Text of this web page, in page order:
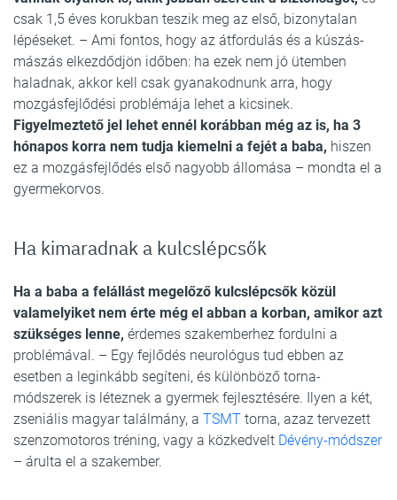
csak 1,5 éves korukban teszik meg az első, bizonytalan
lépéseket. – Ami fontos, hogy az átfordulás és a kúszás-
mászás elkezdődjön időben: ha ezek nem jó ütemben
haladnak, akkor kell csak gyanakodnunk arra, hogy
mozgásfejlődési problémája lehet a kicsinek.
Figyelmeztető jel lehet ennél korábban még az is, ha 3
hónapos korra nem tudja kiemelni a fejét a baba, hiszen
ez a mozgásfejlődés első nagyobb állomása – mondta el a
gyermekorvos.
Ha kimaradnak a kulcslépcsők
Ha a baba a felállást megelőző kulcslépcsők közül
valamelyiket nem érte még el abban a korban, amikor azt
szükséges lenne, érdemes szakemberhez fordulni a
problémával. – Egy fejlődés neurológus tud ebben az
esetben a leginkább segíteni, és különböző torna-
módszerek is léteznek a gyermek fejlesztésére. Ilyen a két,
zseniális magyar találmány, a TSMT torna, azaz tervezett
szenzomotoros tréning, vagy a közkedvelt Dévény-módszer
– árulta el a szakember.